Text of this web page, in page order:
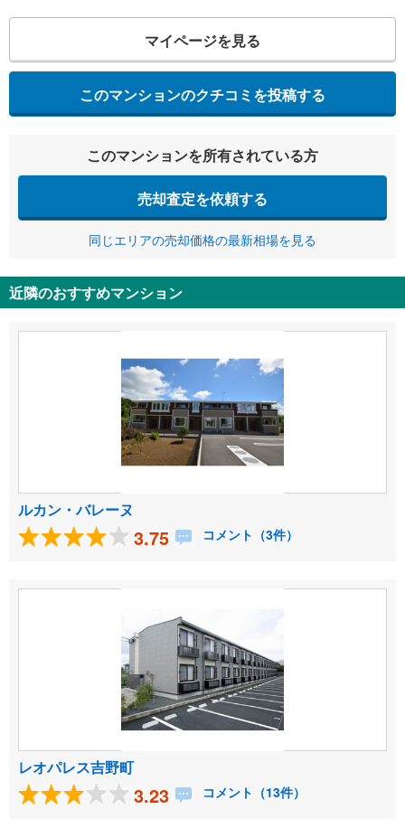
マイページを見る
このマンションのクチコミを投稿する
このマンションを所有されている方
売却査定を依頼する
同じエリアの売却価格の最新相場を見る
近隣のおすすめマンション
ルカン・バレーヌ
3.75 コメント（3件）
レオパレス吉野町
3.23 コメント（13件）